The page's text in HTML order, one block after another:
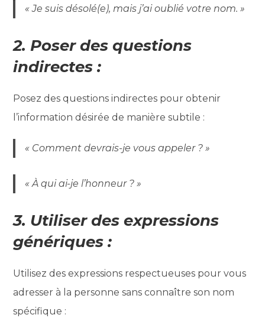
« Je suis désolé(e), mais j’ai oublié votre nom. »
2. Poser des questions
indirectes :
Posez des questions indirectes pour obtenir
l’information désirée de manière subtile :
« Comment devrais-je vous appeler ? »
« À qui ai-je l’honneur ? »
3. Utiliser des expressions
génériques :
Utilisez des expressions respectueuses pour vous
adresser à la personne sans connaître son nom
spécifique :